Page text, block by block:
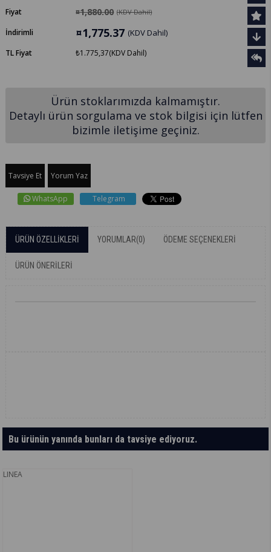
Fiyat
¤1,880.00 (KDV Dahil)
İndirimli ¤1,775.37 (KDV Dahil)
TL Fiyat ₺1.775,37(KDV Dahil)
Ürün stoklarımızda kalmamıştır.
Detaylı ürün sorgulama ve stok bilgisi için lütfen
bizimle iletişime geçiniz.
Tavsiye Et Yorum Yaz
WhatsApp Telegram
ÜRÜN ÖZELLIKLERI YORUMLAR(0) ÖDEME SEÇENEKLERI
ÜRÜN ÖNERILERI
Bu ürünün yanında bunları da tavsiye ediyoruz.
LINEA